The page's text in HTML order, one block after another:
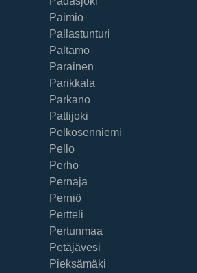
Paimio
Pallastunturi
Paltamo
Parainen
Parikkala
Parkano
Pattijoki
Pelkosenniemi
Pello
Perho
Pernaja
Perniö
Pertteli
Pertunmaa
Petäjävesi
Pieksämäki